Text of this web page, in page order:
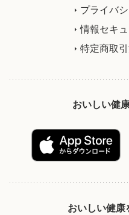
プライバ
情報セキ
特定商取
おいしい健
おいしい健康